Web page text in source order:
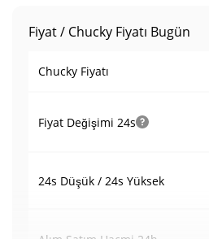
Fiyat / Chucky Fiyatı Bugün
Chucky Fiyatı
Fiyat Değişimi 24s
24s Düşük / 24s Yüksek